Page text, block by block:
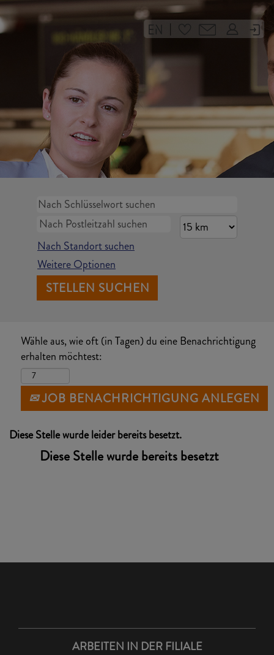
|
Nach Standort suchen
Weitere Optionen
Wähle aus, wie oft (in Tagen) du eine Benachrichtigung
erhalten möchtest:
JOB BENACHRICHTIGUNG ANLEGEN
Diese Stelle wurde leider bereits besetzt.
Diese Stelle wurde bereits besetzt
ARBEITEN IN DER FILIALE